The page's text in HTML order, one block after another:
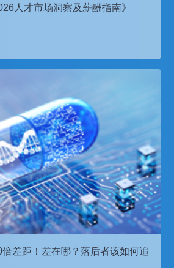
人才市场洞察及薪酬指南》
差距！差在哪？落后者该如何追